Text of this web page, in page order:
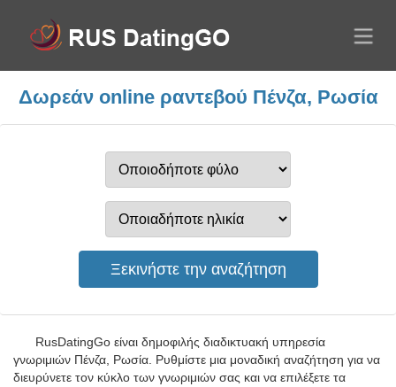
Δωρεάν online ραντεβού Πένζα, Ρωσία
RusDatingGo είναι δημοφιλής διαδικτυακή υπηρεσία
γνωριμιών Πένζα, Ρωσία. Ρυθμίστε μια μοναδική αναζήτηση για να
διευρύνετε τον κύκλο των γνωριμιών σας και να επιλέξετε τα